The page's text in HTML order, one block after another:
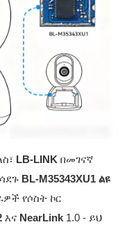
LB-LINK በመገናኛ
BL-M35343XU1 ልዩ
የሶስት ኮር
እና NearLink 1.0 - ይህ